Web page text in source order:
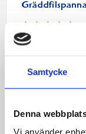
Samtycke
Denna